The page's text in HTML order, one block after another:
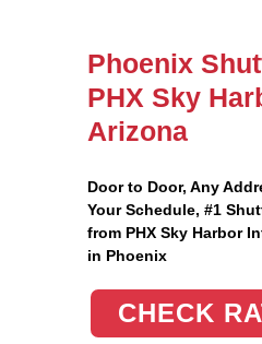
Phoenix
PHX Sky
Arizona
Door to Door, Any
Your Schedule, #1
from PHX Sky Harbor
in Phoenix
CHECK